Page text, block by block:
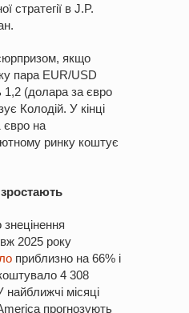
стратегії в J.P.
якщо
пара EUR/USD
1,2 (долара за євро
Колодій. У кінці
євро на
ринку коштує
знецінення
2025 року
приблизно на 66% і
4 308
найближчі місяці
прогнозують